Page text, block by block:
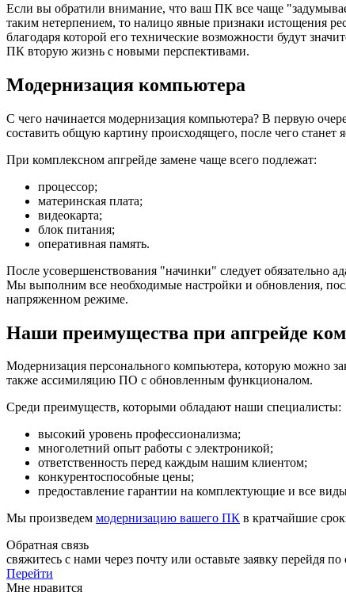
Если вы обратили внимание, что ваш ПК все чаще
таким нетерпением, то налицо явные признаки истощения
благодаря которой его технические возможности будут
ПК вторую жизнь с новыми перспективами.
Модернизация компьютера
С чего начинается модернизация компьютера? В первую
составить общую картину происходящего, после чего
При комплексном апгрейде замене чаще всего подлежат:
процессор;
материнская плата;
видеокарта;
блок питания;
оперативная память.
После усовершенствования "начинки" следует обязательно
Мы выполним все необходимые настройки и обновления,
напряженном режиме.
Наши преимущества при апгрейде
Модернизация персонального компьютера, которую можно
также ассимиляцию ПО с обновленным функционалом.
Среди преимуществ, которыми обладают наши специалисты:
высокий уровень профессионализма;
многолетний опыт работы с электроникой;
ответственность перед каждым нашим клиентом;
конкурентоспособные цены;
предоставление гарантии на комплектующие и все
Мы произведем модернизацию вашего ПК в кратчайшие
Обратная связь
свяжитесь с нами через почту или оставьте заявку перейдя
Перейти
Мне нравится